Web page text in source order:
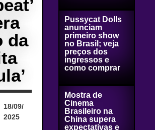
da
18/09/
2025
Pussycat Dolls
anunciam
primeiro show
no Brasil; veja
preços dos
ingressos e
como comprar
Mostra de
Cinema
Brasileiro na
China supera
expectativas e